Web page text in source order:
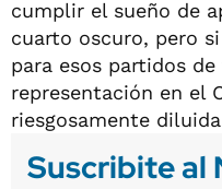
cumplir el sueño de
cuarto oscuro, pero
para esos partidos
representación en el
riesgosamente
Suscribite al